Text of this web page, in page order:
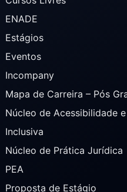
ENADE
Estágios
Eventos
Incompany
Mapa de Carreira – Pós
Núcleo de Acessibilidade
Inclusiva
Núcleo de Prática Jurídica
PEA
Proposta de Estágio